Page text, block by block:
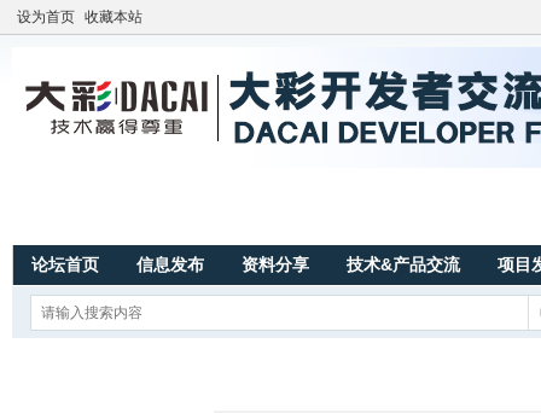
设为首页 收藏本站
论坛首页 信息发布 资料分享 技术&产品交流 项目